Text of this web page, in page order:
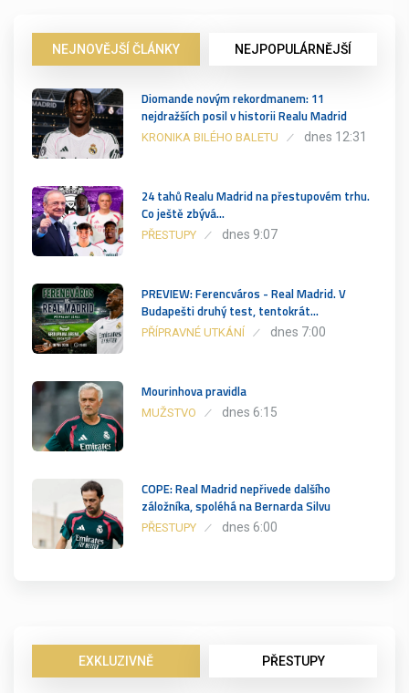
NEJNOVĚJŠÍ ČLÁNKY NEJPOPULÁRNĚJŠÍ
Diomande novým rekordmanem: 11
nejdražších posil v historii Realu Madrid
KRONIKA BILÉHO BALETU dnes 12:31
24 tahů Realu Madrid na přestupovém trhu.
Co ještě zbývá…
PŘESTUPY dnes 9:07
PREVIEW: Ferencváros - Real Madrid. V
Budapešti druhý test, tentokrát…
PŘÍPRAVNÉ UTKÁNÍ dnes 7:00
Mourinhova pravidla
MUŽSTVO dnes 6:15
COPE: Real Madrid nepřivede dalšího
záložníka, spoléhá na Bernarda Silvu
PŘESTUPY dnes 6:00
EXKLUZIVNĚ PŘESTUPY